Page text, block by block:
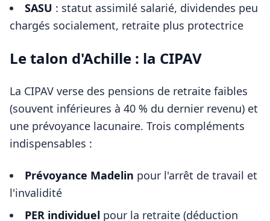
SASU : statut assimilé salarié, dividendes peu
chargés socialement, retraite plus protectrice
Le talon d'Achille : la CIPAV
La CIPAV verse des pensions de retraite faibles
(souvent inférieures à 40 % du dernier revenu) et
une prévoyance lacunaire. Trois compléments
indispensables :
Prévoyance Madelin pour l'arrêt de travail et
l'invalidité
PER individuel pour la retraite (déduction